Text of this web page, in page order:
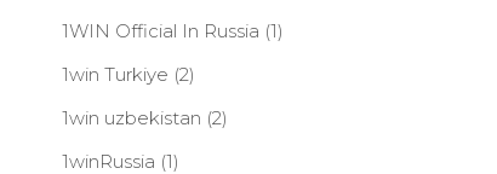
1WIN Official In Russia (1)
1win Turkiye (2)
1win uzbekistan (2)
1winRussia (1)